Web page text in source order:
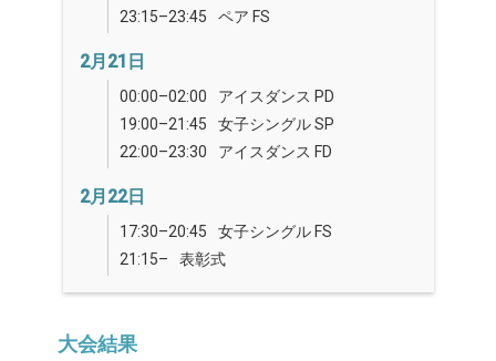
23:15–23:45
ペア FS
2月21日
00:00–02:00
アイスダンス PD
19:00–21:45
女子シングル SP
22:00–23:30
アイスダンス FD
2月22日
17:30–20:45
女子シングル FS
21:15–
表彰式
大会結果